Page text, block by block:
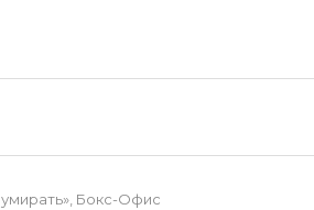
Бокс-Офис